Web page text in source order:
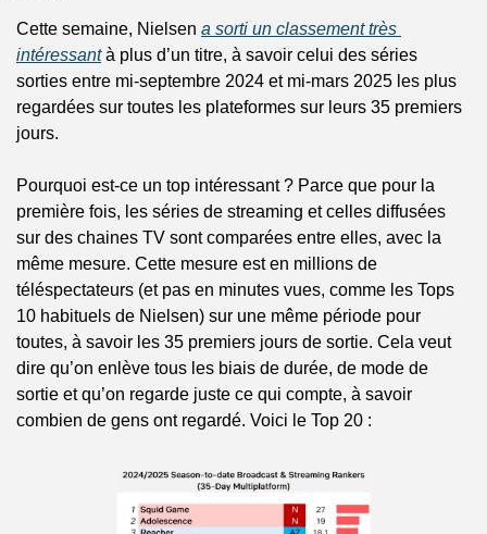
Cette semaine, Nielsen a sorti un classement très
intéressant à plus d’un titre, à savoir celui des séries
sorties entre mi-septembre 2024 et mi-mars 2025 les plus
regardées sur toutes les plateformes sur leurs 35 premiers
jours.
Pourquoi est-ce un top intéressant ? Parce que pour la
première fois, les séries de streaming et celles diffusées
sur des chaines TV sont comparées entre elles, avec la
même mesure. Cette mesure est en millions de
téléspectateurs (et pas en minutes vues, comme les Tops
10 habituels de Nielsen) sur une même période pour
toutes, à savoir les 35 premiers jours de sortie. Cela veut
dire qu’on enlève tous les biais de durée, de mode de
sortie et qu’on regarde juste ce qui compte, à savoir
combien de gens ont regardé. Voici le Top 20 :